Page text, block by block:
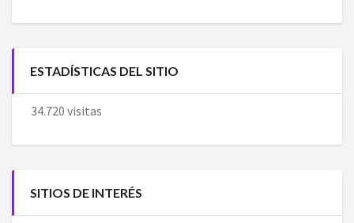
ESTADÍSTICAS DEL SITIO
34.720 visitas
SITIOS DE INTERÉS